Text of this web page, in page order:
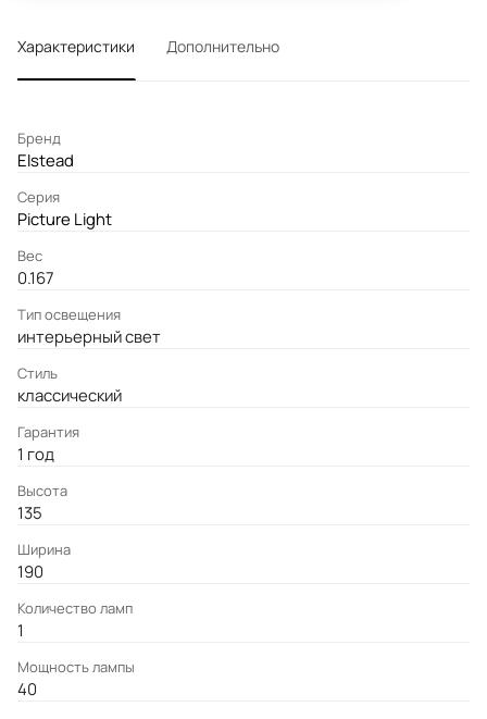
Характеристики Дополнительно
Бренд
Elstead
Серия
Picture Light
Вес
0.167
Тип освещения
интерьерный свет
Стиль
классический
Гарантия
1 год
Высота
135
Ширина
190
Количество ламп
1
Мощность лампы
40